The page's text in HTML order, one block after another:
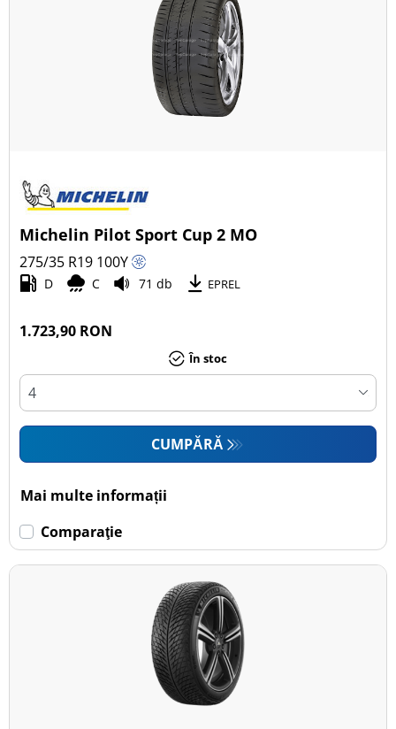
Michelin Pilot Sport Cup 2 MO
275/35 R19 100Y
D C 71 db EPREL
1.723,90 RON
În stoc
CUMPĂRĂ
Mai multe informații
Comparaţie